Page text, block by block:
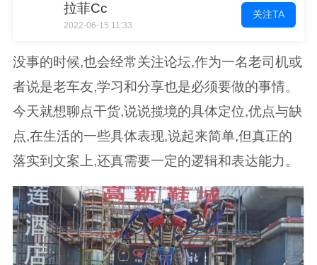
拉菲Cc
2022-06-15 11:33
关注TA
没事的时候,也会经常关注论坛,作为一名老司机或
者说是老车友,学习和分享也是必须要做的事情。
今天就想聊点干货,说说揽境的具体定位,优点与缺
点,在生活的一些具体表现,说起来简单,但真正的
落实到文案上,还真需要一定的逻辑和表达能力。